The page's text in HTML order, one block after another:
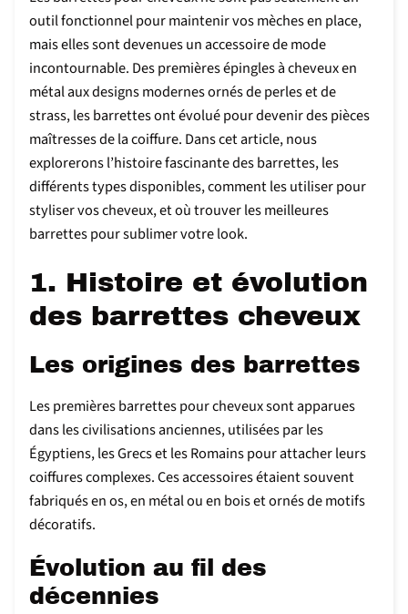
outil fonctionnel pour maintenir vos mèches en place,
mais elles sont devenues un accessoire de mode
incontournable. Des premières épingles à cheveux en
métal aux designs modernes ornés de perles et de
strass, les barrettes ont évolué pour devenir des pièces
maîtresses de la coiffure. Dans cet article, nous
explorerons l’histoire fascinante des barrettes, les
différents types disponibles, comment les utiliser pour
styliser vos cheveux, et où trouver les meilleures
barrettes pour sublimer votre look.
1. Histoire et évolution
des barrettes cheveux
Les origines des barrettes
Les premières barrettes pour cheveux sont apparues
dans les civilisations anciennes, utilisées par les
Égyptiens, les Grecs et les Romains pour attacher leurs
coiffures complexes. Ces accessoires étaient souvent
fabriqués en os, en métal ou en bois et ornés de motifs
décoratifs.
Évolution au fil des
décennies